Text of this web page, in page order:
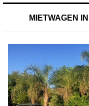
MIETWAGEN